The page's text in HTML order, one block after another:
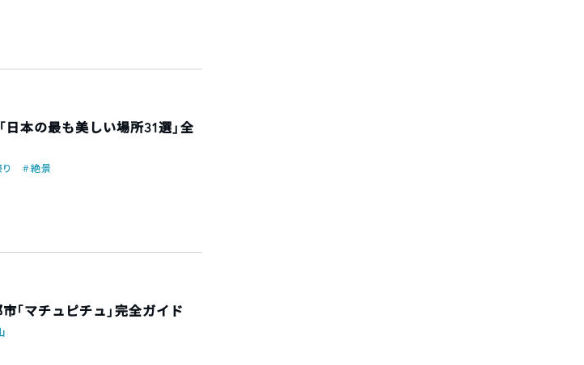
日本の最も美しい場所31選」全
絶景
「マチュピチュ」完全ガイド